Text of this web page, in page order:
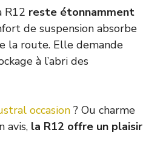
R12 reste étonnamment
de suspension absorbe
la route. Elle demande
à l’abri des
occasion ? Ou charme
avis, la R12 offre un plaisir